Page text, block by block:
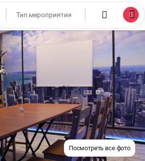
Посмотреть все фото